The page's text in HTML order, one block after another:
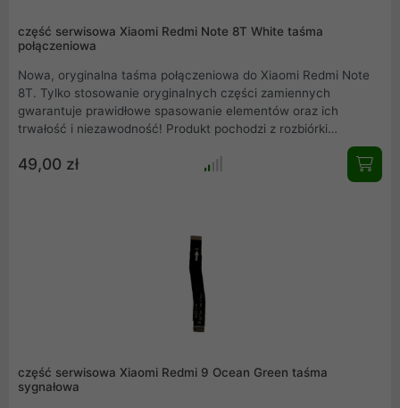
część serwisowa Xiaomi Redmi Note 8T White taśma
połączeniowa
Nowa, oryginalna taśma połączeniowa do Xiaomi Redmi Note
8T. Tylko stosowanie oryginalnych części zamiennych
gwarantuje prawidłowe spasowanie elementów oraz ich
trwałość i niezawodność! Produkt pochodzi z rozbiórki
produktu. Mamy również w ofercie inne części serwisowe,
49,00 zł
część serwisowa Xiaomi Redmi 9 Ocean Green taśma
sygnałowa